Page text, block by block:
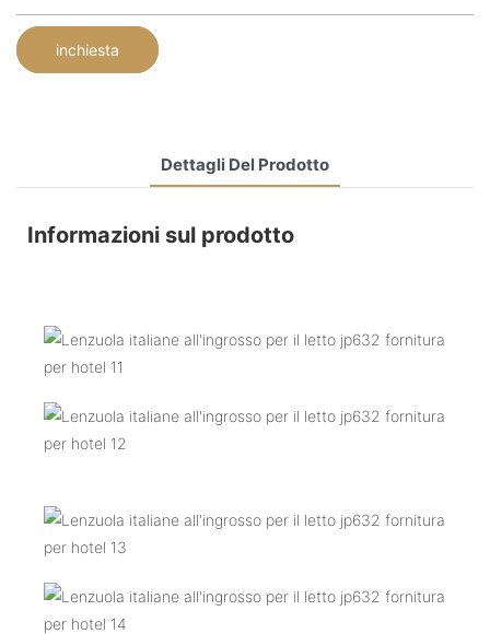
inchiesta
Dettagli Del Prodotto
Informazioni sul prodotto